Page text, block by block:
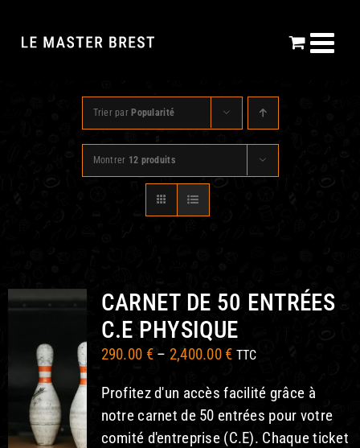
Trier par Popularité
Montrer 12 produits
CARNET DE 50 ENTRÉES
C.E PHYSIQUE
290.00 €– 2,400.00 € TTC
Profitez d'un accès facilité grâce à
notre carnet de 50 entrées pour votre
comité d'entreprise (C.E). Chaque ticket